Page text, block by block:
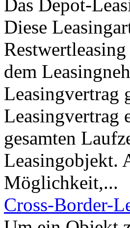
Das Depot-
Diese
dem
Leasingvertrag
Leasingvertrag
gesamten
Leasingobjekt.
Möglichkeit,...
Cross-Border-